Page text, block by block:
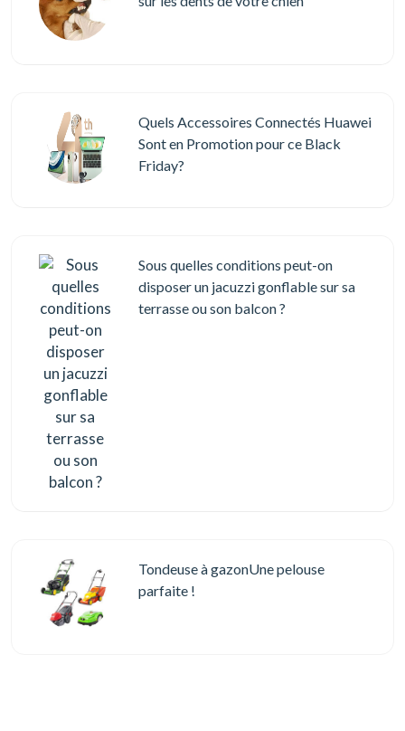
Quels Accessoires Connectés Huawei
Sont en Promotion pour ce Black
Friday?
Sous quelles conditions peut-on
disposer un jacuzzi gonflable sur sa
terrasse ou son balcon ?
Tondeuse à gazonUne pelouse
parfaite !